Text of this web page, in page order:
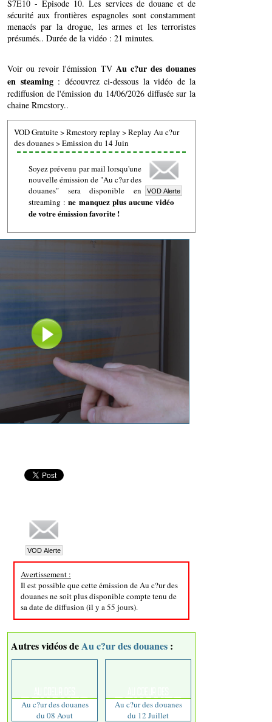
S7E10 - Episode 10. Les services de douane et de
sécurité aux frontières espagnoles sont constamment
menacés par la drogue, les armes et les terroristes
présumés.. Durée de la vidéo : 21 minutes.
Voir ou revoir l'émission TV Au c?ur des douanes
en steaming: découvrez ci-dessous la vidéo de la
rediffusion de l'émission du 14/06/2026 diffusée sur la
chaine Rmcstory..
VOD Gratuite>Rmcstory replay >Replay Au c?ur
des douanes>Emission du 14 Juin
Soyez prévenu par mail lorsqu'une
nouvelle émission de "Au c?ur des
douanes" sera disponible en
streaming :ne manquez plus aucune vidéo
de votre émission favorite !
Avertissement :
Il est possible que cette émission de Au c?ur des
douanes ne soit plus disponible compte tenu de
sa date de diffusion (il y a 55 jours).
Autres vidéos deAu c?ur des douanes :
Au c?ur des douanes
du 08 Aout
Au c?ur des douanes
du 12 Juillet